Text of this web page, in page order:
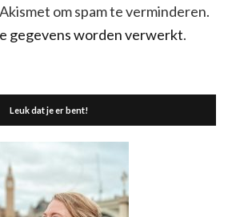
om spam te verminderen.
gegevens worden verwerkt.
Leuk dat je er bent!